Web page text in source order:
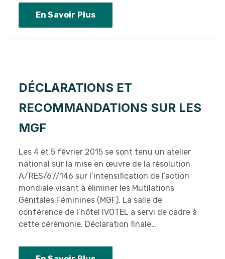
En Savoir Plus
DÉCLARATIONS ET
RECOMMANDATIONS SUR LES
MGF
Les 4 et 5 février 2015 se sont tenu un atelier
national sur la mise en œuvre de la résolution
A/RES/67/146 sur l’intensification de l’action
mondiale visant à éliminer les Mutilations
Génitales Féminines (MGF). La salle de
conférence de l’hôtel IVOTEL a servi de cadre à
cette cérémonie. Déclaration finale…